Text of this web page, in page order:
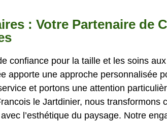
: Votre Partenaire de
confiance pour la taille et les soins
apporte une approche personnalisée
et portons une attention
le Jartdinier, nous
l’esthétique du paysage. Notre